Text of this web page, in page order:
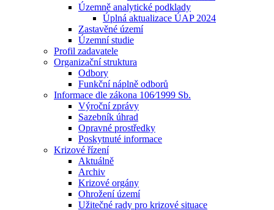
Územně analytické podklady
Úplná aktualizace ÚAP 2024
Zastavěné území
Územní studie
Profil zadavatele
Organizační struktura
Odbory
Funkční náplně odborů
Informace dle zákona 106⁄1999 Sb.
Výroční zprávy
Sazebník úhrad
Opravné prostředky
Poskytnuté informace
Krizové řízení
Aktuálně
Archiv
Krizové orgány
Ohrožení území
Užitečné rady pro krizové situace